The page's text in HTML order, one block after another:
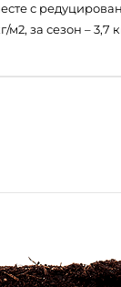
с
за сезон – 3,7